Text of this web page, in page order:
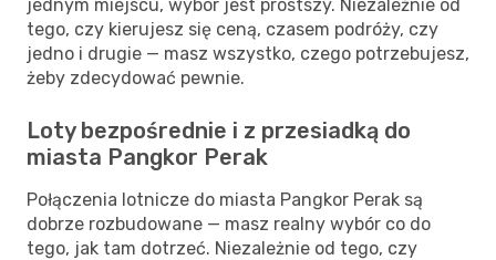
jednym miejscu, wybór jest prostszy. Niezależnie od
tego, czy kierujesz się ceną, czasem podróży, czy
jedno i drugie — masz wszystko, czego potrzebujesz,
żeby zdecydować pewnie.
Loty bezpośrednie i z przesiadką do
miasta Pangkor Perak
Połączenia lotnicze do miasta Pangkor Perak są
dobrze rozbudowane — masz realny wybór co do
tego, jak tam dotrzeć. Niezależnie od tego, czy